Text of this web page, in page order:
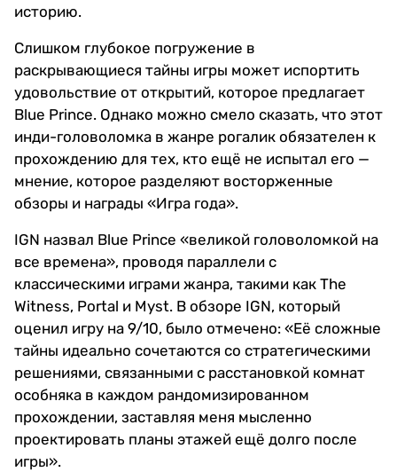
историю.
Слишком глубокое погружение в
раскрывающиеся тайны игры может испортить
удовольствие от открытий, которое предлагает
Blue Prince. Однако можно смело сказать, что этот
инди-головоломка в жанре рогалик обязателен к
прохождению для тех, кто ещё не испытал его —
мнение, которое разделяют восторженные
обзоры и награды «Игра года».
IGN назвал Blue Prince «великой головоломкой на
все времена», проводя параллели с
классическими играми жанра, такими как The
Witness, Portal и Myst. В обзоре IGN, который
оценил игру на 9/10, было отмечено: «Её сложные
тайны идеально сочетаются со стратегическими
решениями, связанными с расстановкой комнат
особняка в каждом рандомизированном
прохождении, заставляя меня мысленно
проектировать планы этажей ещё долго после
игры».